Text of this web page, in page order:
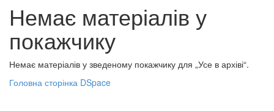
Немає матеріалів у
покажчику
Немає матеріалів у зведеному покажчику для „Усе в архіві“.
Головна сторінка DSpace